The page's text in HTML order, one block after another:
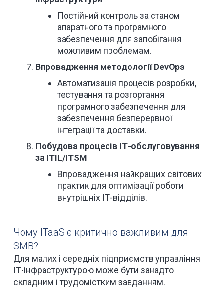
Постійний контроль за станом
апаратного та програмного
забезпечення для запобігання
можливим проблемам.
Впровадження методології DevOps
Автоматизація процесів розробки,
тестування та розгортання
програмного забезпечення для
забезпечення безперервної
інтеграції та доставки.
Побудова процесів ІТ-обслуговування
за ITIL/ITSM
Впровадження найкращих світових
практик для оптимізації роботи
внутрішніх ІТ-відділів.
Чому ITaaS є критично важливим для
SMB?
Для малих і середніх підприємств управління
ІТ-інфраструктурою може бути занадто
складним і трудомістким завданням.